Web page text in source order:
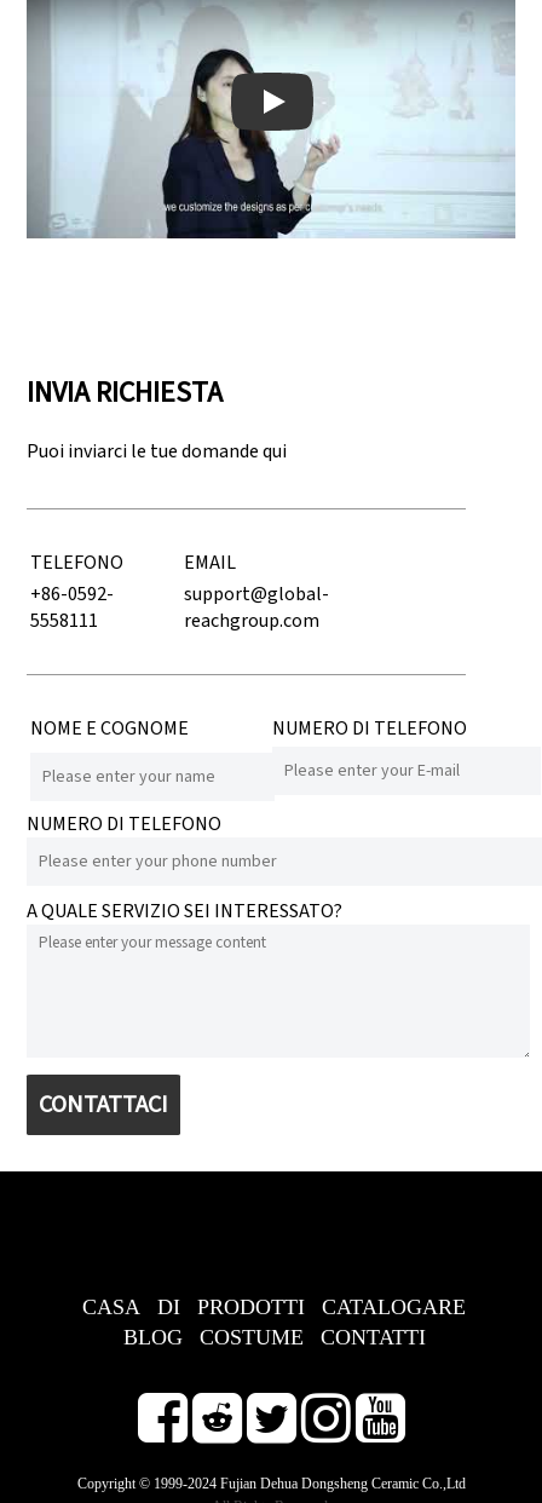
Play: Keynote (Google I/O '18)
INVIA RICHIESTA
Puoi inviarci le tue domande qui
TELEFONO
EMAIL
+86-0592-
5558111
support@global-
reachgroup.com
NOME E COGNOME NUMERO DI TELEFONO
NUMERO DI TELEFONO
A QUALE SERVIZIO SEI INTERESSATO?
CONTATTACI
CASA DI PRODOTTI
CATALOGARE
BLOG
COSTUME CONTATTI
Copyright © 1999-2024 Fujian Dehua Dongsheng Ceramic Co.,Ltd